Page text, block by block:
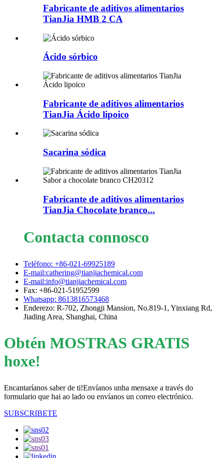
Fabricante de aditivos alimentarios
TianJia HMB 2 CA
Ácido sórbico
Fabricante de aditivos alimentarios
TianJia Ácido lipoico
Sacarina sódica
Fabricante de aditivos alimentarios
TianJia Chocolate branco...
Contacta connosco
Teléfono: +86-021-69925189
E-mail:cathering@tianjiachemical.com
E-mail:info@tianjiachemical.com
Fax: +86-021-51952599
Whatsapp: 8613816573468
Enderezo: R-702, Zhongji Mansion, No.819-1, Yinxiang Rd,
Jiading Area, Shanghai, China
Obtén MOSTRAS GRATIS
hoxe!
Encantaríanos saber de ti!Envíanos unha mensaxe a través do
formulario que hai ao lado ou envíanos un correo electrónico.
SUBSCRIBETE